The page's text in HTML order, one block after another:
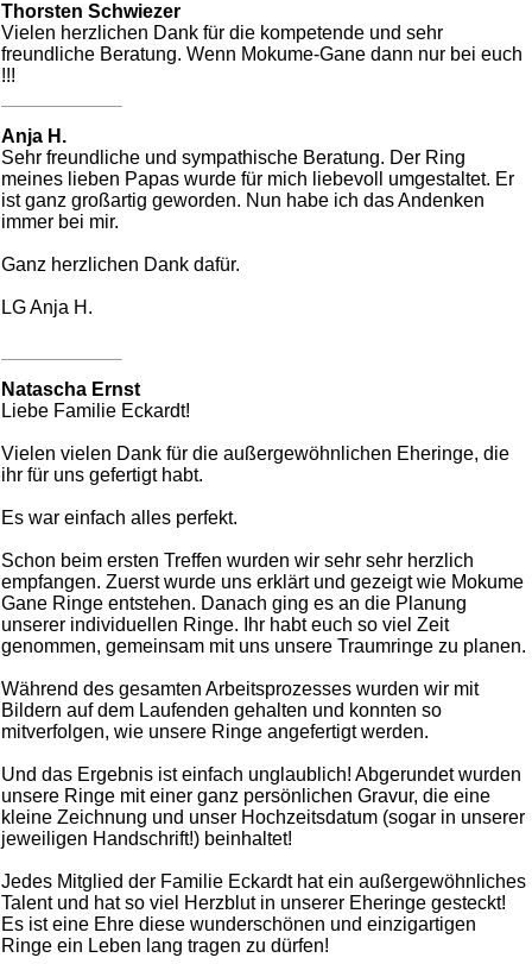
Thorsten Schwiezer
Vielen herzlichen Dank für die kompetende und sehr
freundliche Beratung. Wenn Mokume-Gane dann nur bei euch
!!!
Anja H.
Sehr freundliche und sympathische Beratung. Der Ring
meines lieben Papas wurde für mich liebevoll umgestaltet. Er
ist ganz großartig geworden. Nun habe ich das Andenken
immer bei mir.
Ganz herzlichen Dank dafür.
LG Anja H.
Natascha Ernst
Liebe Familie Eckardt!
Vielen vielen Dank für die außergewöhnlichen Eheringe, die
ihr für uns gefertigt habt.
Es war einfach alles perfekt.
Schon beim ersten Treffen wurden wir sehr sehr herzlich
empfangen. Zuerst wurde uns erklärt und gezeigt wie Mokume
Gane Ringe entstehen. Danach ging es an die Planung
unserer individuellen Ringe. Ihr habt euch so viel Zeit
genommen, gemeinsam mit uns unsere Traumringe zu planen.
Während des gesamten Arbeitsprozesses wurden wir mit
Bildern auf dem Laufenden gehalten und konnten so
mitverfolgen, wie unsere Ringe angefertigt werden.
Und das Ergebnis ist einfach unglaublich! Abgerundet wurden
unsere Ringe mit einer ganz persönlichen Gravur, die eine
kleine Zeichnung und unser Hochzeitsdatum (sogar in unserer
jeweiligen Handschrift!) beinhaltet!
Jedes Mitglied der Familie Eckardt hat ein außergewöhnliches
Talent und hat so viel Herzblut in unserer Eheringe gesteckt!
Es ist eine Ehre diese wunderschönen und einzigartigen
Ringe ein Leben lang tragen zu dürfen!